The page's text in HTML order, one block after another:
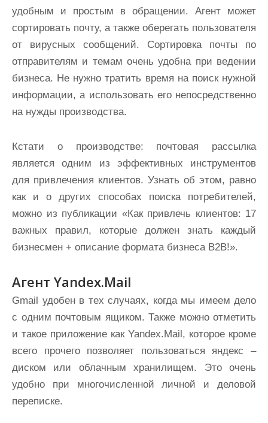
удобным и простым в обращении. Агент может
сортировать почту, а также оберегать пользователя
от вирусных сообщений. Сортировка почты по
отправителям и темам очень удобна при ведении
бизнеса. Не нужно тратить время на поиск нужной
информации, а использовать его непосредственно
на нужды производства.
Кстати о производстве: почтовая рассылка
является одним из эффективных инструментов
для привлечения клиентов. Узнать об этом, равно
как и о других способах поиска потребителей,
можно из публикации «Как привлечь клиентов: 17
важных правил, которые должен знать каждый
бизнесмен + описание формата бизнеса В2В!».
Агент Yandex.Mail
Gmail удобен в тех случаях, когда мы имеем дело
с одним почтовым ящиком. Также можно отметить
и такое приложение как Yandex.Mail, которое кроме
всего прочего позволяет пользоваться яндекс –
диском или облачным хранилищем. Это очень
удобно при многочисленной личной и деловой
переписке.